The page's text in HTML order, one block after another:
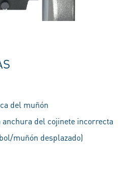
del muñón
anchura del cojinete incorrecta
muñón desplazado)